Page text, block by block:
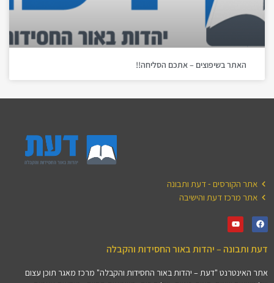
האתר בשיפוצים – אתכם הסליחה!!
אתר הקורסים - דעת ותבונה
אתר מרכז דעת והישיבה
דעת ותבונה – יהדות באור החסידות והקבלה
אתר האינטרנט "דעת – יהדות באור החסידות והקבלה" מרכז מאגר תוכן עצום